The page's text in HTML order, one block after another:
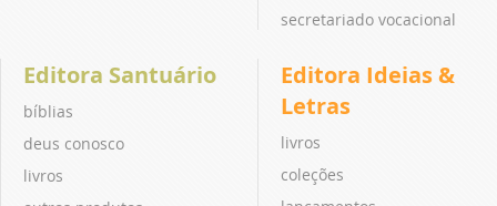
secretariado vocacional
Editora Santuário
bíblias
deus conosco
livros
Editora Ideias &
Letras
livros
coleções